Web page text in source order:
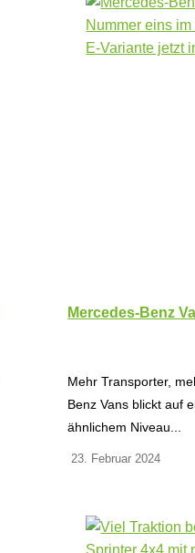
Mercedes-Benz
Mehr Transporter,
Benz Vans blickt auf
ähnlichem Niveau...
23. Februar 2024